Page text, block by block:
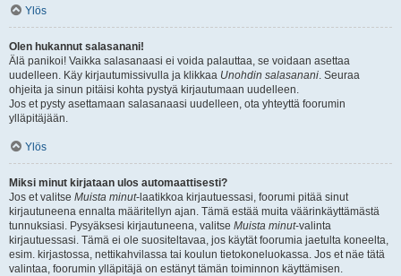
Ylös
Olen hukannut salasanani!
Älä panikoi! Vaikka salasanaasi ei voida palauttaa, se voidaan asettaa
uudelleen. Käy kirjautumissivulla ja klikkaa Unohdin salasanani. Seuraa
ohjeita ja sinun pitäisi kohta pystyä kirjautumaan uudelleen.
Jos et pysty asettamaan salasanaasi uudelleen, ota yhteyttä foorumin
ylläpitäjään.
Ylös
Miksi minut kirjataan ulos automaattisesti?
Jos et valitse Muista minut-laatikkoa kirjautuessasi, foorumi pitää sinut
kirjautuneena ennalta määritellyn ajan. Tämä estää muita väärinkäyttämästä
tunnuksiasi. Pysyäksesi kirjautuneena, valitse Muista minut-valinta
kirjautuessasi. Tämä ei ole suositeltavaa, jos käytät foorumia jaetulta koneelta,
esim. kirjastossa, nettikahvilassa tai koulun tietokoneluokassa. Jos et näe tätä
valintaa, foorumin ylläpitäjä on estänyt tämän toiminnon käyttämisen.